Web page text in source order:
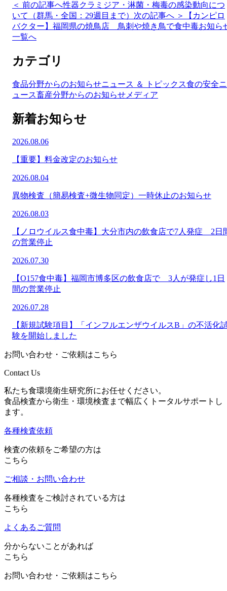
＜ 前の記事へ性器クラミジア・淋菌・梅毒の感染動向につ
いて（群馬・全国：29週目まで） 次の記事へ ＞
【カンピロ
バクター】福岡県の焼鳥店 鳥刺や焼き鳥で食中毒お知ら
一覧へ
カテゴリ
食品分野からのお知らせニュース ＆ トピックス食の安全ニ
ュース畜産分野からのお知らせ メディア
新着お知らせ
2026.08.06
【重要】料金改定のお知らせ
2026.08.04
異物検査（簡易検査+微生物同定）一時休止のお知らせ
2026.08.03
【ノロウイルス食中毒】大分市内の飲食店で7人発症 2日
の営業停止
2026.07.30
【O157食中毒】福岡市博多区の飲食店で 3人が発症し1日
間の営業停止
2026.07.28
【新規試験項目】「インフルエンザウイルスB」の不活化
験を開始しました
お問い合わせ・ご依頼はこちら
Contact Us
私たち食環境衛生研究所にお任せください。
食品検査から衛生・環境検査まで幅広くトータルサポートし
ます。
各種検査依頼
検査の依頼をご希望の方は
こちら
ご相談・お問い合わせ
各種検査をご検討されている方は
こちら
よくあるご質問
分からないことがあれば
こちら
お問い合わせ・ご依頼はこちら